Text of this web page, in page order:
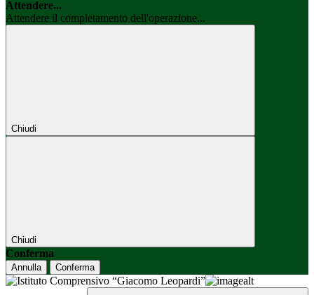
Attendere...
Attendere il completamento dell'operazione...
Chiudi
Chiudi
Conferma
Annulla Conferma